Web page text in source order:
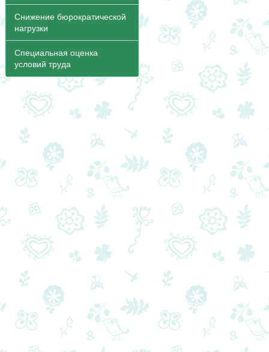
Снижение бюрократической
нагрузки
Специальная оценка
условий труда